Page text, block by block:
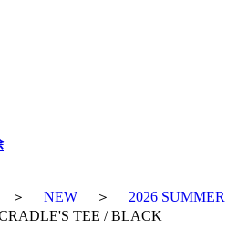
＞ NEW ＞ 2026 SUMMER
TEE / BLACK